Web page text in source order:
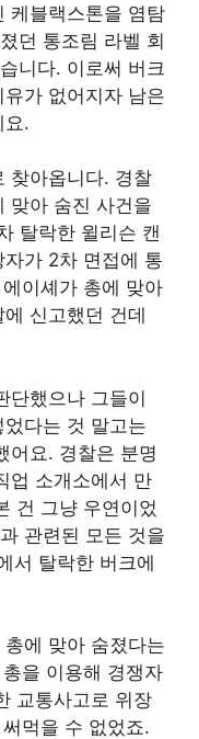
케블랙스톤을 염탐
던 통조림 라벨 회
니다. 이로써 버크
가 없어지자 남은
요.
찾아옵니다. 경찰
맞아 숨진 사건을
탈락한 윌리슨 캔
가 2차 면접에 통
이셰가 총에 맞아
신고했던 건데
단했으나 그들이
다는 것 말고는
어요. 경찰은 분명
업 소개소에서 만
건 그냥 우연이었
관련된 모든 것을
서 탈락한 버크에
에 맞아 숨졌다는
을 이용해 경쟁자
교통사고로 위장
먹을 수 없었죠.